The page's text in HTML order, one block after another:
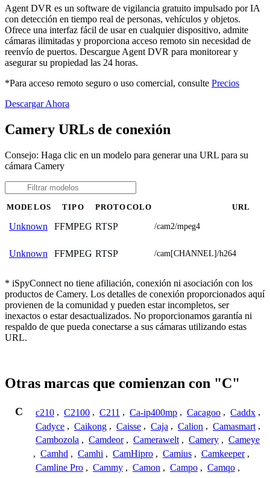
Agent DVR es un software de vigilancia gratuito impulsado por IA
con detección en tiempo real de personas, vehículos y objetos.
Ofrece una interfaz fácil de usar en cualquier dispositivo, admite
cámaras ilimitadas y proporciona acceso remoto sin necesidad de
reenvío de puertos. Descargue Agent DVR para monitorear y
asegurar su propiedad las 24 horas.
*Para acceso remoto seguro o uso comercial, consulte Precios
Descargar Ahora
Camery URLs de conexión
Consejo: Haga clic en un modelo para generar una URL para su
cámara Camery
MODELOS TIPO PROTOCOLO URL
Unknown FFMPEG RTSP /cam2/mpeg4
Unknown FFMPEG RTSP /cam[CHANNEL]/h264
* iSpyConnect no tiene afiliación, conexión ni asociación con los
productos de Camery. Los detalles de conexión proporcionados aquí
provienen de la comunidad y pueden estar incompletos, ser
inexactos o estar desactualizados. No proporcionamos garantía ni
respaldo de que pueda conectarse a sus cámaras utilizando estas
URL.
Otras marcas que comienzan con "C"
C c210 , C2100 , C211 , Ca-ip400mp , Cacagoo , Caddx ,
Cadyce , Caikong , Caisse , Caja , Calion , Camasmart ,
Cambozola , Camdeor , Camerawelt , Camery , Cameye
, Camhd , Camhi , CamHipro , Camius , Camkeeper ,
Camline Pro , Cammy , Camon , Campo , Camqo ,